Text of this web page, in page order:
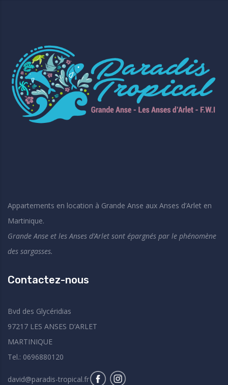
Appartements en location à Grande Anse aux Anses d’Arlet en
Martinique.
Grande Anse et les Anses d’Arlet sont épargnés par le phénomène
des sargasses.
Contactez-nous
Bvd des Glycéridias
97217 LES ANSES D’ARLET
MARTINIQUE
Tel.: 0696880120
david@paradis-tropical.fr